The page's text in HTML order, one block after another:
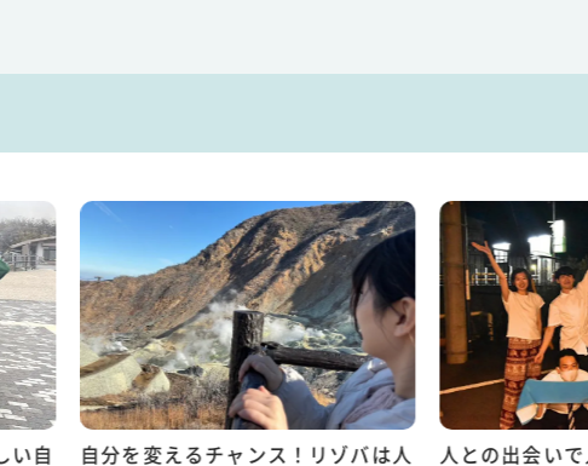
えるチャンス！リゾバは人
人との出会いで人生観が変わっ